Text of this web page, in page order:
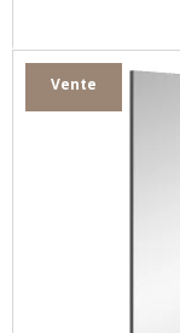
Vente